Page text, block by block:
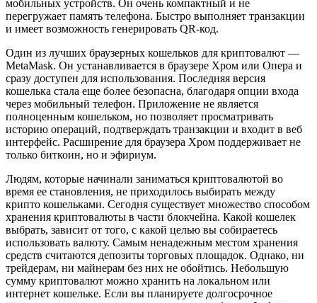
мобильных устройств. Он очень компактный и не
перегружает память телефона. Быстро выполняет транзакции
и имеет возможность генерировать QR-код.
Один из лучших браузерных кошельков для криптовалют —
MetaMask. Он устанавливается в браузере Хром или Опера и
сразу доступен для использования. Последняя версия
кошелька стала еще более безопасна, благодаря опции входа
через мобильный телефон. Приложение не является
полноценным кошельком, но позволяет просматривать
историю операций, подтверждать транзакции и входит в веб
интерфейс. Расширение для браузера Хром поддерживает не
только биткоин, но и эфириум.
Людям, которые начинали заниматься криптовалютой во
время ее становления, не приходилось выбирать между
крипто кошельками. Сегодня существует множество способом
хранения криптовалюты в части блокчейна. Какой кошелек
выбрать, зависит от того, с какой целью вы собираетесь
использовать валюту. Самым ненадежным местом хранения
средств считаются депозиты торговых площадок. Однако, ни
трейдерам, ни майнерам без них не обойтись. Небольшую
сумму криптовалют можно хранить на локальном или
интернет кошельке. Если вы планируете долгосрочное